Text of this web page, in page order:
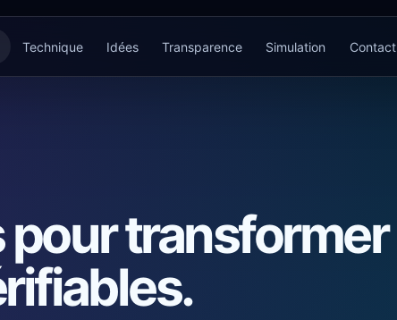
Technique Idées Transparence Simulation Contact
pour transformer